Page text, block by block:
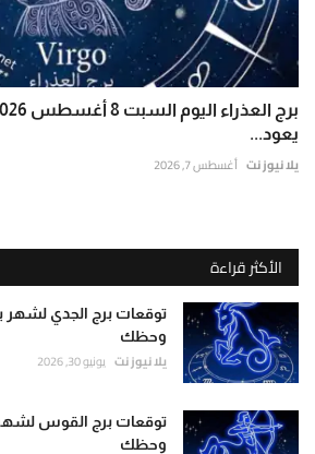
يعود...
يلا نيوز نت أغسطس 7, 2026
الأكثر قراءة
وحظك
يلا نيوز نت يونيو 30, 2026
وحظك